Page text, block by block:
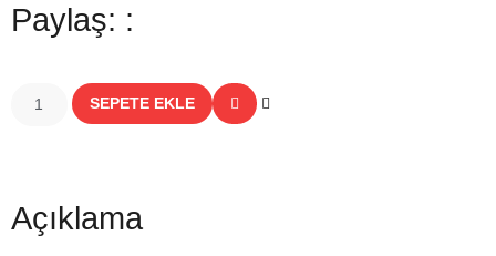
Paylaş: :
SEPETE EKLE
Açıklama